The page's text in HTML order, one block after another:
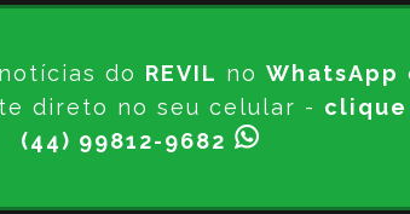
do REVIL no WhatsApp
direto no seu celular -
(44) 99812-9682